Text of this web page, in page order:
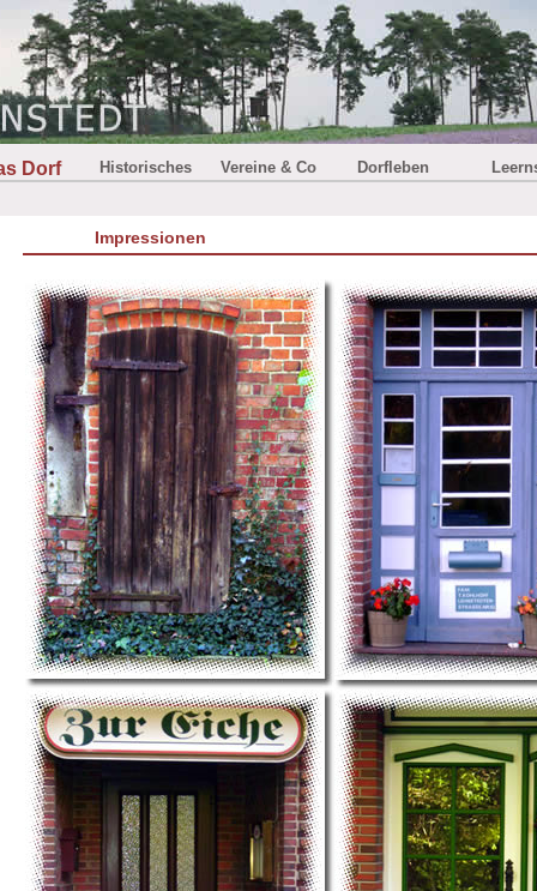
Dorf Historisches Vereine & Co Dorfleben
Impressionen